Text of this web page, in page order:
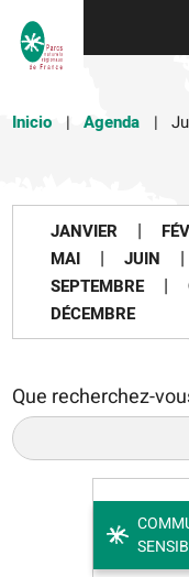
Inicio
Agenda
JANVIER |
MAI | JUIN |
SEPTEMBRE |
DÉCEMBRE
Que recherchez-